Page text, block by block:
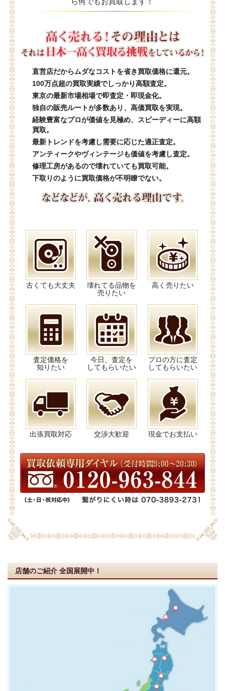
直営店だからムダなコストを省き買取価格に還元。
100万点超の買取実績でしっかり高額査定。
東京の最新市場相場で即査定・即現金化。
独自の販売ルートが多数あり、高価買取を実現。
経験豊富なプロが価値を見極め、スピーディーに高額
買取。
最新トレンドを考慮し需要に応じた適正査定。
アンティークやヴィンテージも価値を考慮し査定。
修理工房があるので壊れていても買取可能。
下取りのように買取価格が不明瞭でない。
古くても大丈夫
壊れてる品物を
売りたい
高く売りたい
査定価格を
知りたい
今日、査定を
してもらいたい
プロの方に査定
してもらいたい
出張買取対応 交渉大歓迎 現金でお支払い
店舗のご紹介 全国展開中！